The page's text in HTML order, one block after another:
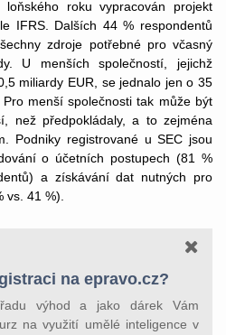
roku vypracován projekt
IFRS. Dalších 44 % respondentů
zdroje potřebné pro včasný
U menších společností, jejichž
miliardy EUR, se jednalo jen o 35
menší společnosti tak může být
než předpokládaly, a to zejména
Podniky registrované u SEC jsou
o účetních postupech (81 %
a získávání dat nutných pro
vs. 41 %).
na epravo.cz?
výhod a jako dárek Vám
na využití umělé inteligence v